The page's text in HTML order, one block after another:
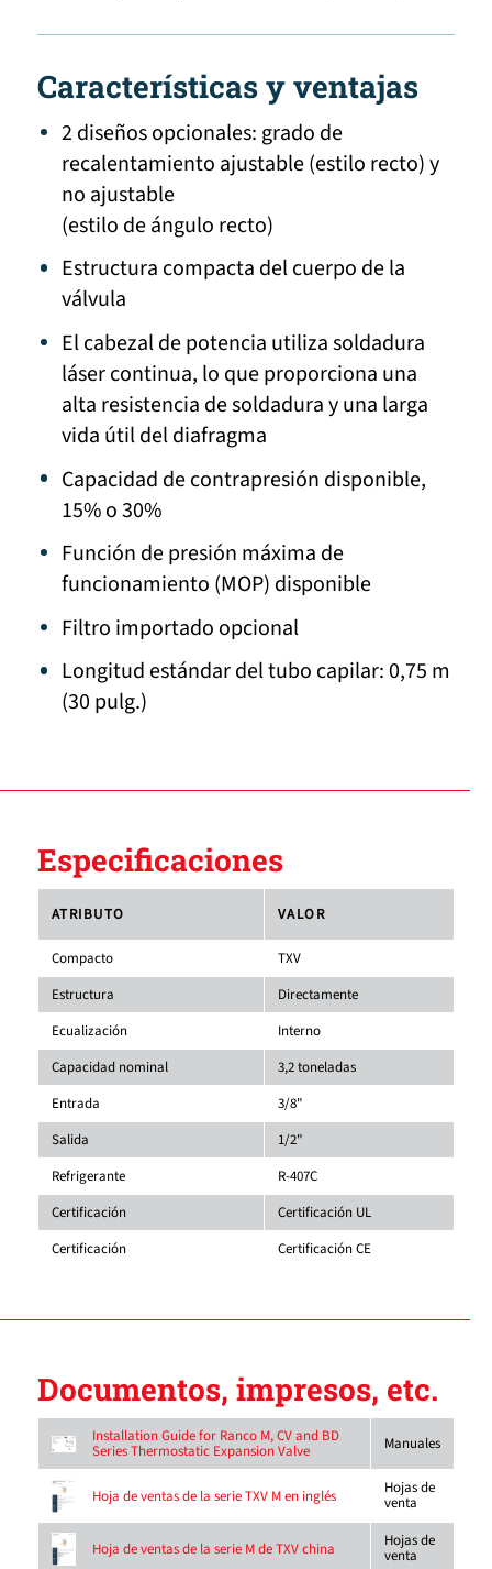
Características y ventajas
2 diseños opcionales: grado de
recalentamiento ajustable (estilo recto) y
no ajustable
(estilo de ángulo recto)
Estructura compacta del cuerpo de la
válvula
El cabezal de potencia utiliza soldadura
láser continua, lo que proporciona una
alta resistencia de soldadura y una larga
vida útil del diafragma
Capacidad de contrapresión disponible,
15% o 30%
Función de presión máxima de
funcionamiento (MOP) disponible
Filtro importado opcional
Longitud estándar del tubo capilar: 0,75 m
(30 pulg.)
Especificaciones
ATRIBUTO VALOR
Compacto
TXV
Estructura
Directamente
Ecualización
Interno
Capacidad nominal
3,2 toneladas
Entrada
3/8"
Salida
1/2"
Refrigerante
R-407C
Certificación
Certificación UL
Certificación
Certificación CE
Documentos, impresos, etc.
Installation Guide for Ranco M, CV and BD
Series Thermostatic Expansion Valve Manuales
Hoja de ventas de la serie TXV M en inglés Hojas de
venta
Hoja de ventas de la serie M de TXV china Hojas de
venta